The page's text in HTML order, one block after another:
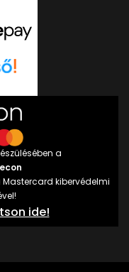
a
kibervédelmi
ide!